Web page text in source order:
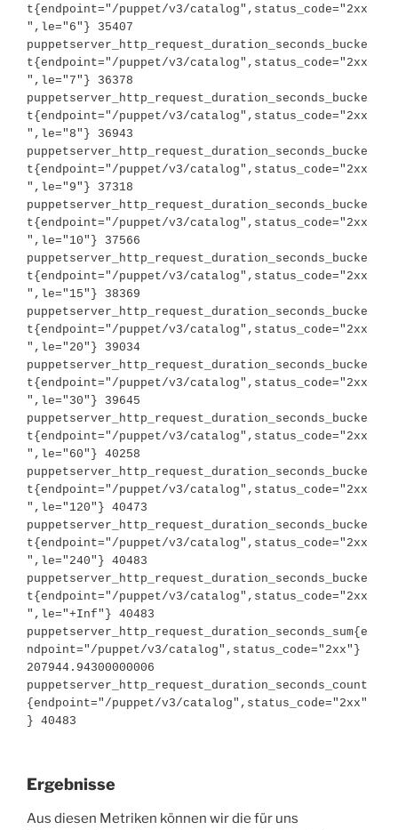
t{endpoint="/puppet/v3/catalog",status_code="2xx
",le="6"} 35407
puppetserver_http_request_duration_seconds_bucke
t{endpoint="/puppet/v3/catalog",status_code="2xx
",le="7"} 36378
puppetserver_http_request_duration_seconds_bucke
t{endpoint="/puppet/v3/catalog",status_code="2xx
",le="8"} 36943
puppetserver_http_request_duration_seconds_bucke
t{endpoint="/puppet/v3/catalog",status_code="2xx
",le="9"} 37318
puppetserver_http_request_duration_seconds_bucke
t{endpoint="/puppet/v3/catalog",status_code="2xx
",le="10"} 37566
puppetserver_http_request_duration_seconds_bucke
t{endpoint="/puppet/v3/catalog",status_code="2xx
",le="15"} 38369
puppetserver_http_request_duration_seconds_bucke
t{endpoint="/puppet/v3/catalog",status_code="2xx
",le="20"} 39034
puppetserver_http_request_duration_seconds_bucke
t{endpoint="/puppet/v3/catalog",status_code="2xx
",le="30"} 39645
puppetserver_http_request_duration_seconds_bucke
t{endpoint="/puppet/v3/catalog",status_code="2xx
",le="60"} 40258
puppetserver_http_request_duration_seconds_bucke
t{endpoint="/puppet/v3/catalog",status_code="2xx
",le="120"} 40473
puppetserver_http_request_duration_seconds_bucke
t{endpoint="/puppet/v3/catalog",status_code="2xx
",le="240"} 40483
puppetserver_http_request_duration_seconds_bucke
t{endpoint="/puppet/v3/catalog",status_code="2xx
",le="+Inf"} 40483
puppetserver_http_request_duration_seconds_sum{e
ndpoint="/puppet/v3/catalog",status_code="2xx"}
207944.94300000006
puppetserver_http_request_duration_seconds_count
{endpoint="/puppet/v3/catalog",status_code="2xx"
Ergebnisse
Aus diesen Metriken können wir die für uns